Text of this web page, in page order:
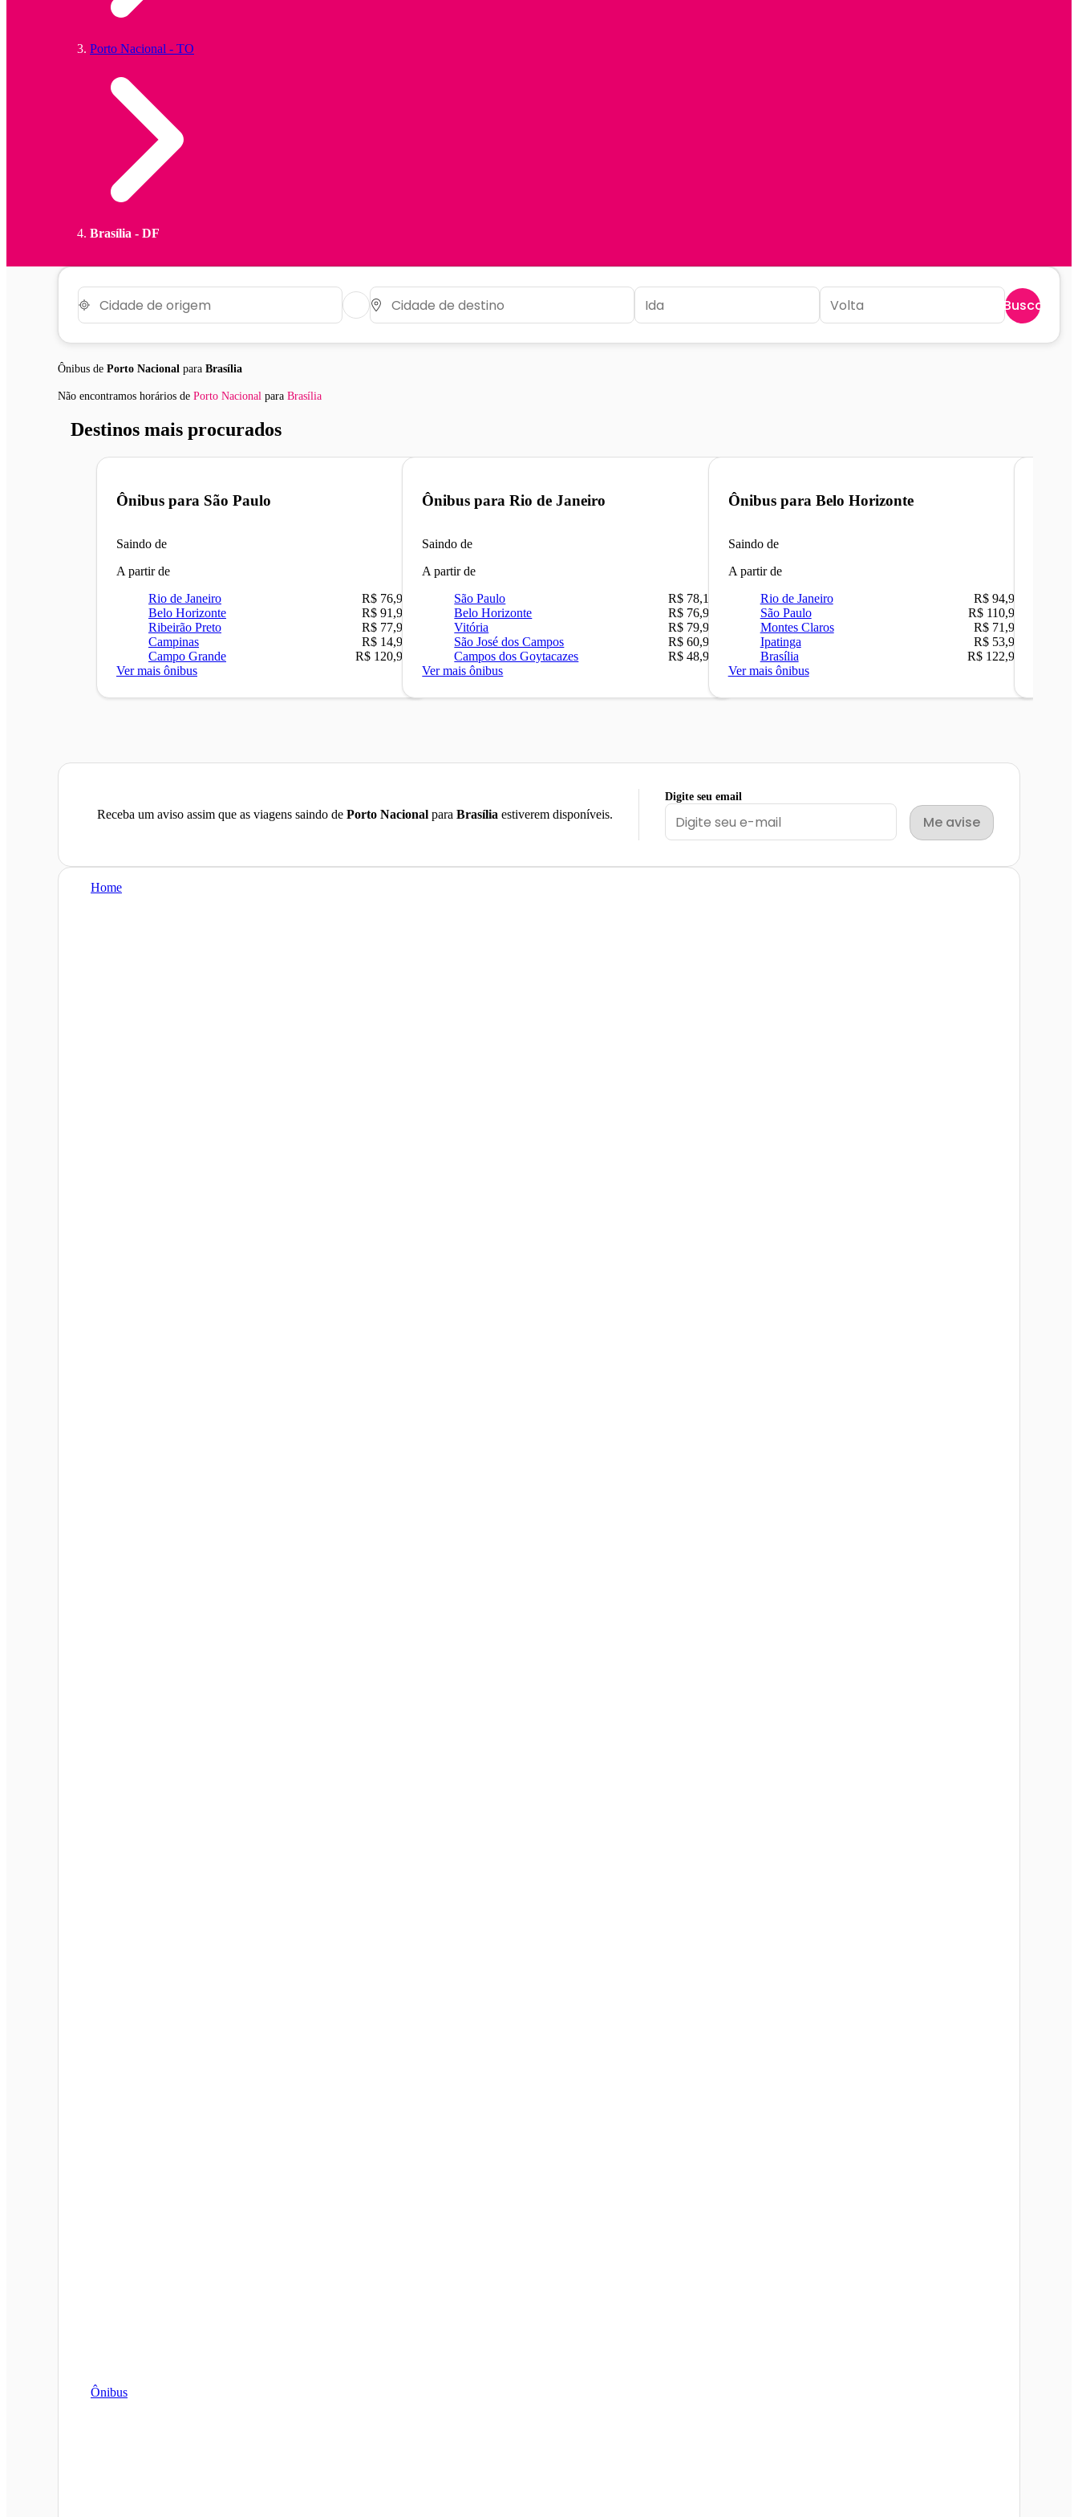
Porto Nacional - TO
Brasília - DF
Buscar
Ônibus de Porto Nacional para Brasília
Não encontramos horários de Porto Nacional para Brasília
Destinos mais procurados
Ônibus para São Paulo
Saindo de
A partir de
Rio de Janeiro
R$ 76,90
Belo Horizonte
R$ 91,90
Ribeirão Preto
R$ 77,90
Campinas
R$ 14,90
Campo Grande
R$ 120,90
Ver mais ônibus
Ônibus paraRio de Janeiro
Saindo de
A partir de
São Paulo
R$ 78,16
Belo Horizonte
R$ 76,90
Vitória
R$ 79,90
São José dos Campos
R$ 60,90
Campos dos Goytacazes
R$ 48,90
Ver mais ônibus
Ônibus para Belo Horizonte
Saindo de
A partir de
Rio de Janeiro
R$ 94,90
São Paulo
R$ 110,90
Montes Claros
R$ 71,90
Ipatinga
R$ 53,90
Brasília
R$ 122,90
Ver mais ônibus
Receba um aviso assim que as viagens saindo de Porto Nacional para Brasília estiverem disponíveis.
Digite seu email
Me avise
Home
Ônibus